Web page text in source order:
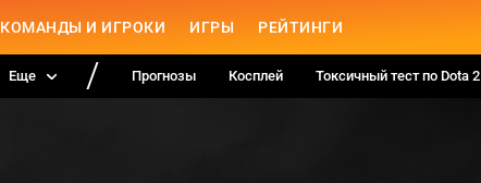
КОМАНДЫ И ИГРОКИ ИГРЫ РЕЙТИНГИ
Еще Прогнозы Косплей Токсичный тест по Dota 2